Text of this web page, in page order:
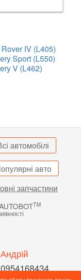
IV (L405)
Sport (L550)
V (L462)
автомобілі
авто
запчастини
TM
Андрій
0954168434